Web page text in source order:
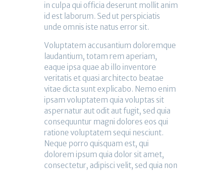
in culpa qui officia deserunt mollit anim
id est laborum. Sed ut perspiciatis
unde omnis iste natus error sit.
Voluptatem accusantium doloremque
laudantium, totam rem aperiam,
eaque ipsa quae ab illo inventore
veritatis et quasi architecto beatae
vitae dicta sunt explicabo. Nemo enim
ipsam voluptatem quia voluptas sit
aspernatur aut odit aut fugit, sed quia
consequuntur magni dolores eos qui
ratione voluptatem sequi nesciunt.
Neque porro quisquam est, qui
dolorem ipsum quia dolor sit amet,
consectetur, adipisci velit, sed quia non